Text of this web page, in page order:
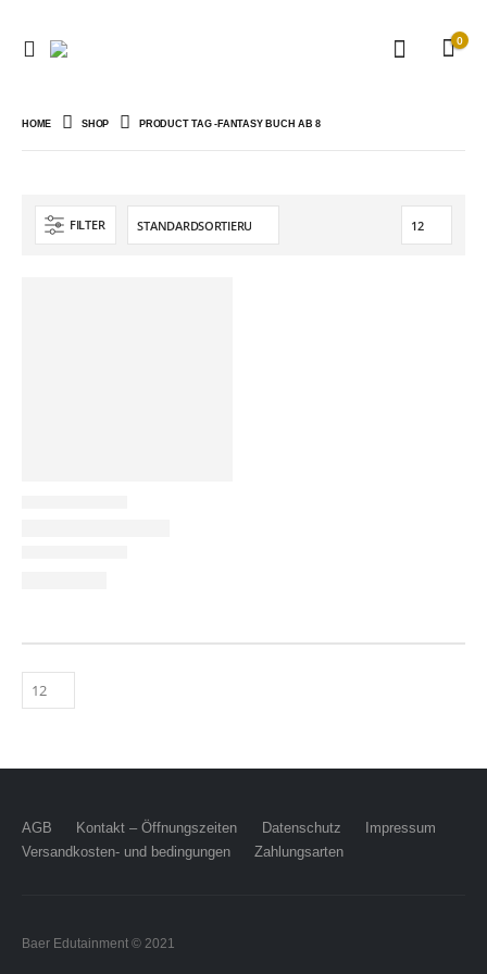
0
HOME SHOP PRODUCT TAG - FANTASY BUCH AB 8
FILTER
AGB Kontakt – Öffnungszeiten Datenschutz
Impressum
Versandkosten- und bedingungen
Zahlungsarten
Baer Edutainment © 2021